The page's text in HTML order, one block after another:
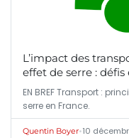
L’impact des
effet de serre :
EN BREF Transport :
serre en France.
Quentin Boyer•10